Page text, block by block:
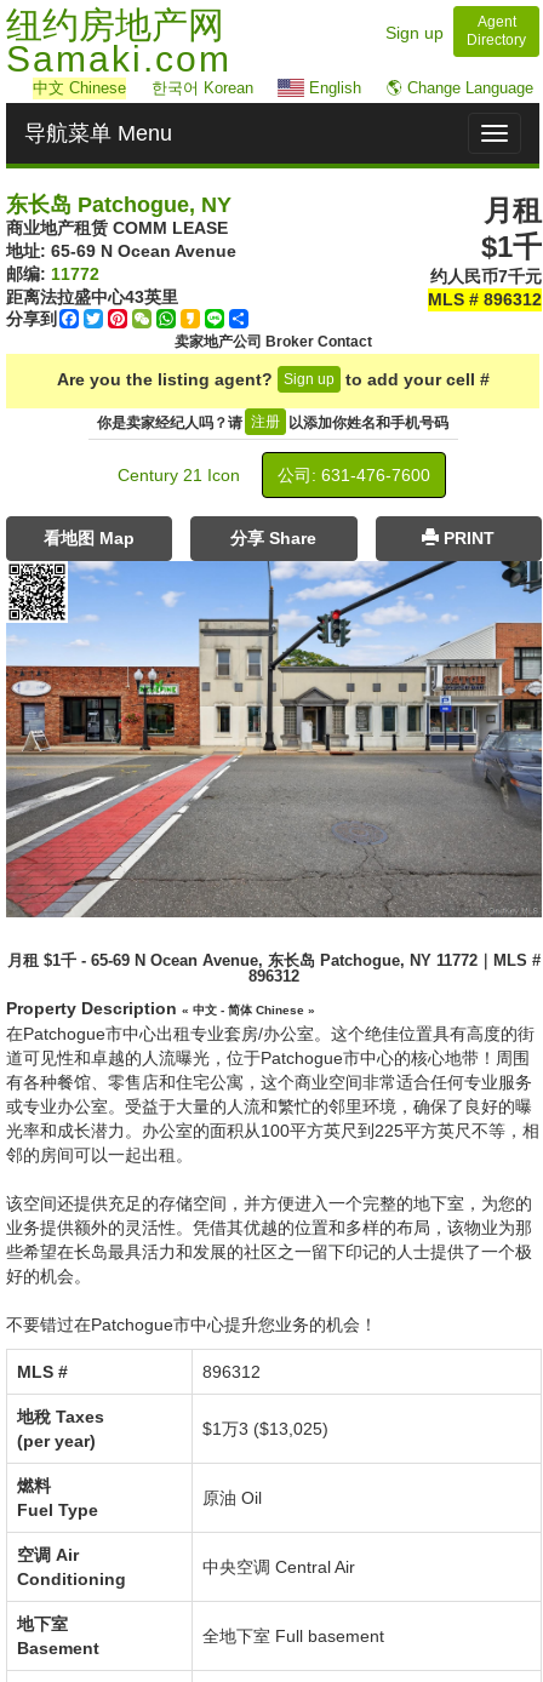
纽约房地产网
Samaki.com
Sign up
Agent
Directory
中文 Chinese 한국어 Korean English 🌎 Change Language
Toggle
导航菜单 Menu
东长岛 Patchogue, NY
商业地产租赁 COMM LEASE
地址: ‎65-69 N Ocean Avenue
邮编: 11772
距离法拉盛中心43英里
分享到
Facebook
TwitterPinterest
WeChat
WhatsApp
Kakao
Line
月租
$1千
约人民币7千元
MLS # 896312
卖家地产公司 Broker Contact
Are you the listing agent? Sign up to add your cell #
你是卖家经纪人吗？请 注册 以添加你姓名和手机号码
Century 21 Icon 公司: ‍631-476-7600
看地图 Map 分享 Share PRINT
月租 $1千 - 65-69 N Ocean Avenue, 东长岛 Patchogue, NY 11772｜MLS #
896312
Property Description « 中文 - 简体 Chinese »
在Patchogue市中心出租专业套房/办公室。这个绝佳位置具有高度的街
道可见性和卓越的人流曝光，位于Patchogue市中心的核心地带！周围
有各种餐馆、零售店和住宅公寓，这个商业空间非常适合任何专业服务
或专业办公室。受益于大量的人流和繁忙的邻里环境，确保了良好的曝
光率和成长潜力。办公室的面积从100平方英尺到225平方英尺不等，相
邻的房间可以一起出租。
该空间还提供充足的存储空间，并方便进入一个完整的地下室，为您的
业务提供额外的灵活性。凭借其优越的位置和多样的布局，该物业为那
些希望在长岛最具活力和发展的社区之一留下印记的人士提供了一个极
好的机会。
不要错过在Patchogue市中心提升您业务的机会！
MLS #‎ 896312
地稅 Taxes
(per year)
$1万3 ($13,025)
燃料
Fuel Type
原油 Oil
空调 Air
Conditioning
中央空调 Central Air
地下室
Basement
全地下室 Full basement